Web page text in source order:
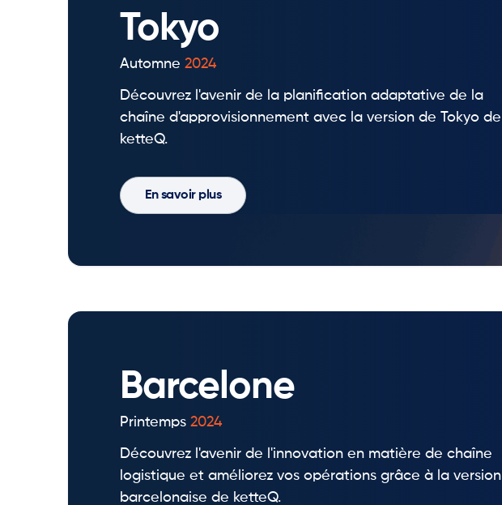
Tokyo
Automne 2024
Découvrez l'avenir de la planification adaptative de la
chaîne d'approvisionnement avec la version de Tokyo de
ketteQ.
En savoir plus
Barcelone
Printemps 2024
Découvrez l'avenir de l'innovation en matière de chaîne
logistique et améliorez vos opérations grâce à la version
barcelonaise de ketteQ.